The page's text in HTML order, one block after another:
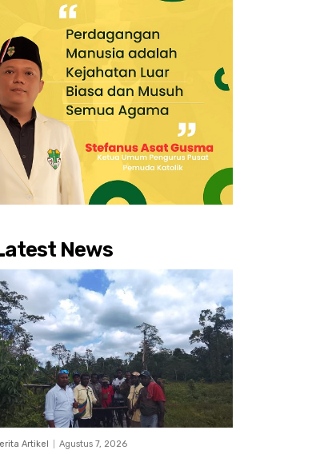
News
Artikel Agustus 7, 2026